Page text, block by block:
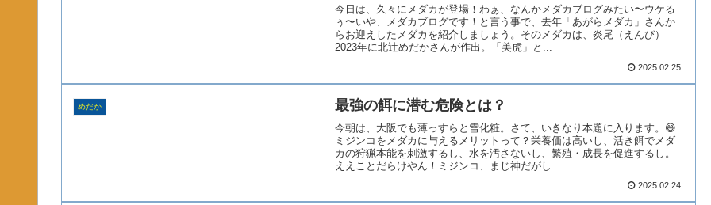
今日は、久々にメダカが登場！わぁ、なんかメダカブログみたい〜ウケる
ぅ〜いや、メダカブログです！と言う事で、去年「あがらメダカ」さんか
らお迎えしたメダカを紹介しましょう。そのメダカは、炎尾（えんび）
2023年に北辻めだかさんが作出。「美虎」と...
2025.02.25
めだか 最強の餌に潜む危険とは？
今朝は、大阪でも薄っすらと雪化粧。さて、いきなり本題に入ります。😄
ミジンコをメダカに与えるメリットって？栄養価は高いし、活き餌でメダ
カの狩猟本能を刺激するし、水を汚さないし、繁殖・成長を促進するし。
ええことだらけやん！ミジンコ、まじ神だがし...
2025.02.24